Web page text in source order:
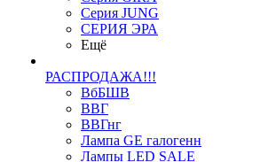
Серия JUNG
СЕРИЯ ЭРА
Ещё
РАСПРОДАЖА!!!
ВбБШВ
ВВГ
ВВГнг
Лампа GE галогенн
Лампы LED SALE